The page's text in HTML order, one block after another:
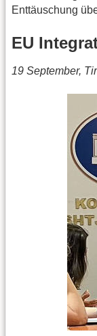
Enttäuschung
EU
19 September,